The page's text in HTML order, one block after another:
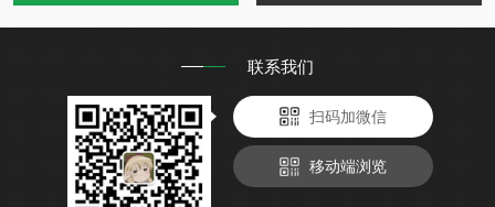
联系我们
扫码加微信
移动端浏览